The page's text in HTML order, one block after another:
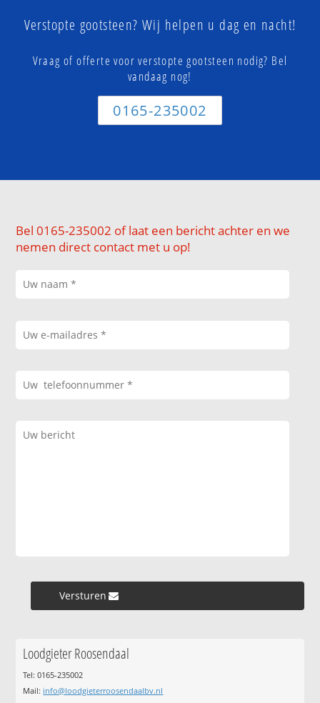
Verstopte gootsteen? Wij helpen u dag en nacht!
Vraag of offerte voor verstopte gootsteen nodig? Bel
vandaag nog!
0165-235002
Bel 0165-235002 of laat een bericht achter en we
nemen direct contact met u op!
Versturen »
Loodgieter Roosendaal
Tel: 0165-235002
Mail: info@loodgieterroosendaalbv.nl